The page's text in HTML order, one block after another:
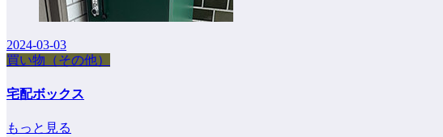
2024-03-03
買い物（その他）
宅配ボックス
もっと見る